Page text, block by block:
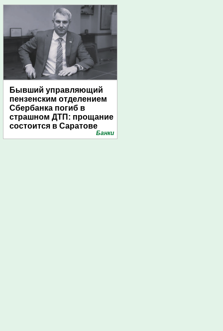
Бывший управляющий
пензенским отделением
Сбербанка погиб в
страшном ДТП: прощание
состоится в Саратове
Банки